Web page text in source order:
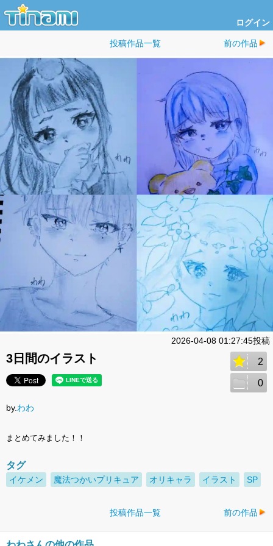
ログイン
投稿作品一覧 前の作品
2026-04-08 01:27:45投稿
3日間のイラスト 2
0
by. わわ
まとめてみました！！
タグ
イケメン 魔法つかいプリキュア オリキャラ イラスト SP
投稿作品一覧 前の作品